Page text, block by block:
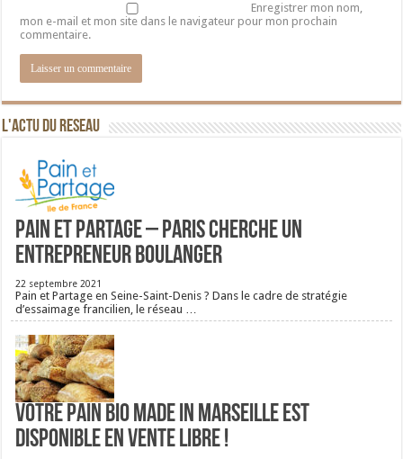
Enregistrer mon nom,
mon e-mail et mon site dans le navigateur pour mon prochain
commentaire.
L'ACTU DU RESEAU
Pain et Partage – Paris cherche un
entrepreneur boulanger
22 septembre 2021
Pain et Partage en Seine-Saint-Denis ? Dans le cadre de stratégie
d’essaimage francilien, le réseau …
Votre pain bio Made in Marseille est
disponible en vente libre !